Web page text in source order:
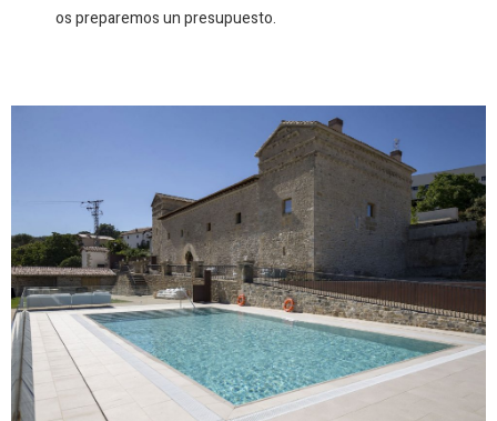
os preparemos un presupuesto.